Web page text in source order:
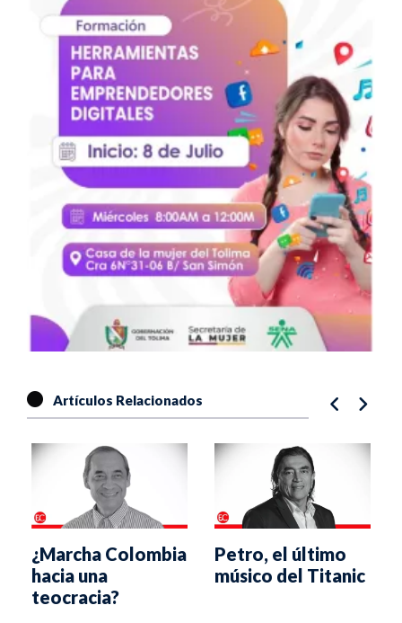
Artículos Relacionados
¿Marcha Colombia
hacia una
teocracia?
Petro, el último
músico del Titanic